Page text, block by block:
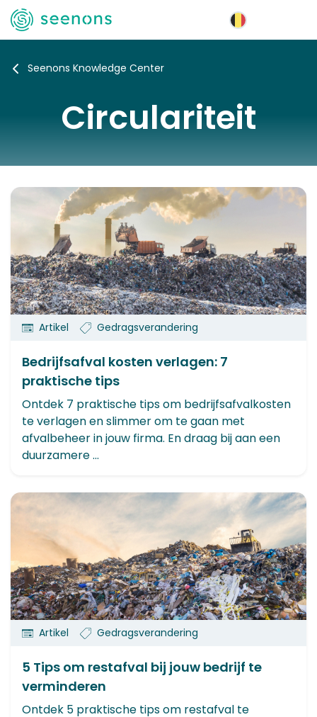
Seenons Knowledge Center
Circulariteit
Artikel Gedragsverandering
Bedrijfsafval kosten verlagen: 7
praktische tips
Ontdek 7 praktische tips om bedrijfsafvalkosten
te verlagen en slimmer om te gaan met
afvalbeheer in jouw firma. En draag bij aan een
duurzamere ...
Artikel Gedragsverandering
5 Tips om restafval bij jouw bedrijf te
verminderen
Ontdek 5 praktische tips om restafval te